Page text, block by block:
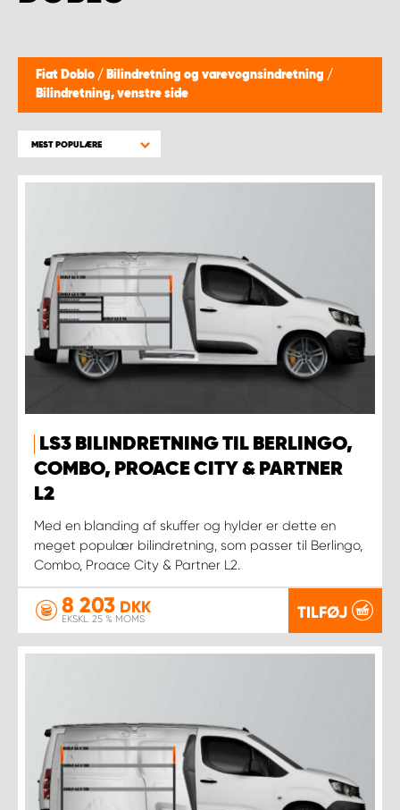
Fiat Doblo / Bilindretning og varevognsindretning /
Bilindretning, venstre side
MEST POPULÆRE
LS3 BILINDRETNING TIL BERLINGO,
COMBO, PROACE CITY & PARTNER
L2
Med en blanding af skuffer og hylder er dette en
meget populær bilindretning, som passer til Berlingo,
Combo, Proace City & Partner L2.
8 203 DKK
EKSKL. 25 % MOMS TILFØJ